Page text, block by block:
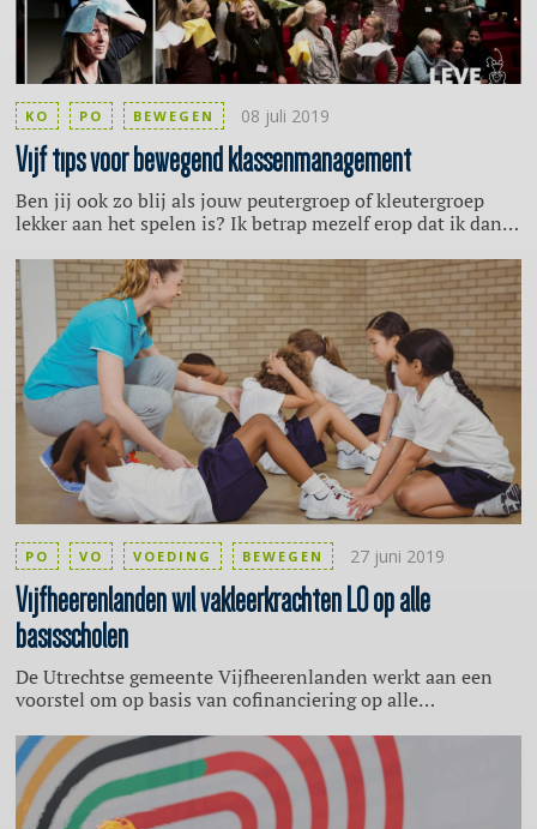
Vijf tips voor bewegend klassenmanagement
Ben jij ook zo blij als jouw peutergroep of kleutergroep
lekker aan het spelen is? Ik betrap mezelf erop dat ik dan
heerlijk moment om even van te genieten. Als je
bewegend gaat leren met peuters en kleuters, vraagt het
wel iets anders van jouw klassenmanagement om deze
enthousiastelingen ‘bij de les’ te houden. En dan nog de
muziek erbij. Benieuwd naar de aanpak? Ik deel mijn vijf
gouden tips met je, want het werkt ook met 800
professionals op een congres.
KO PO BEWEGEN 08 juli 2019
Vijfheerenlandenwilvakleerkrachten LO op alle
basisscholen
De Utrechtse gemeente Vijfheerenlanden werkt aan een
voorstel om op basis van cofinanciering op alle
onderwijs aan te stellen. Op deze manier wil de gemeente
gezonde leefstijl bij de basis aanpakken. Bovendien wil de
gemeente inzetten op kwalitatief goed en voldoende
bewegingsonderwijs.
PO VO VOEDING BEWEGEN 27 juni 2019